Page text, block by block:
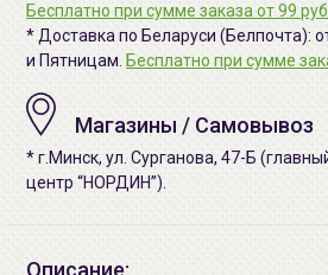
Бесплатно при сумме заказа от 99 руб.
* Доставка по Беларуси (Белпочта):
и Пятницам. Бесплатно при сумме
Магазины / Самовывоз
* г.Минск, ул. Сурганова, 47-Б
центр “НОРДИН”).
Описание: